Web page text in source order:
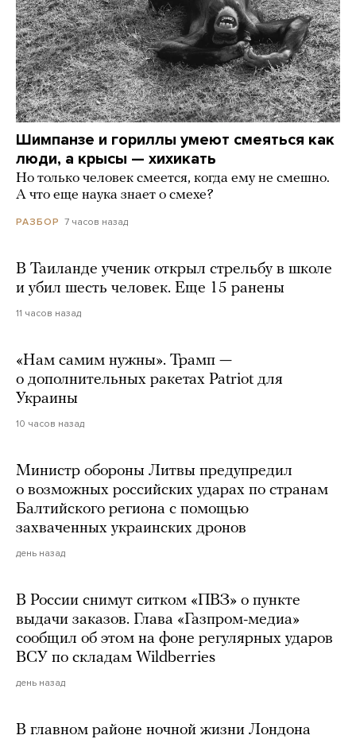
Шимпанзе и гориллы умеют смеяться как
люди, а крысы — хихикать
Но только человек смеется, когда ему не смешно.
А что еще наука знает о смехе?
РАЗБОР 7 часов назад
В Таиланде ученик открыл стрельбу в школе
и убил шесть человек. Еще 15 ранены
11 часов назад
«Нам самим нужны». Трамп —
о дополнительных ракетах Patriot для
Украины
10 часов назад
Министр обороны Литвы предупредил
о возможных российских ударах по странам
Балтийского региона с помощью
захваченных украинских дронов
день назад
В России снимут ситком «ПВЗ» о пункте
выдачи заказов. Глава «Газпром-медиа»
сообщил об этом на фоне регулярных ударов
ВСУ по складам Wildberries
день назад
В главном районе ночной жизни Лондона